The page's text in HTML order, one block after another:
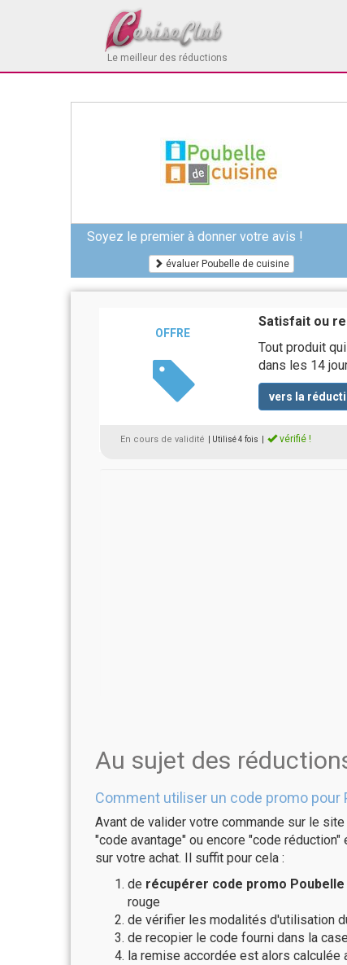
Le meilleur des réductions
Soyez le premier à donner votre avis !
évaluer Poubelle de cuisine
OFFRE
Satisfait ou
Tout produit
dans les 14
vers la
En cours de validité | Utilisé 4 fois vérifié !
Au sujet des
Comment utiliser un code promo pour
Avant de valider votre commande sur le
"code avantage" ou encore "code
sur votre achat. Il suffit pour cela :
de récupérer code promo
rouge
de vérifier les modalités d'utilisation
de recopier le code fourni dans la
la remise accordée est alors calculée